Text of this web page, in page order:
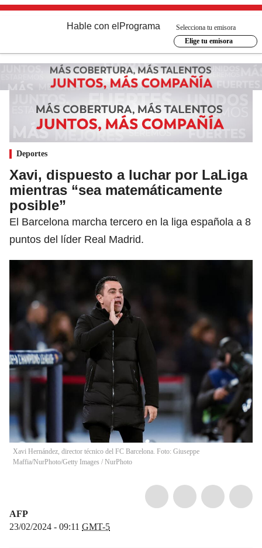
Hable con el Programa
Selecciona tu emisora
Elige tu emisora
Deportes
Xavi, dispuesto a luchar por LaLiga
mientras “sea matemáticamente
posible”
El Barcelona marcha tercero en la liga española a 8
puntos del líder Real Madrid.
Xavi Hernández, director técnico del FC Barcelona. Foto: Giuseppe
Maffia/NurPhoto/Getty Images / NurPhoto
AFP
23/02/2024 - 09:11 GMT-5